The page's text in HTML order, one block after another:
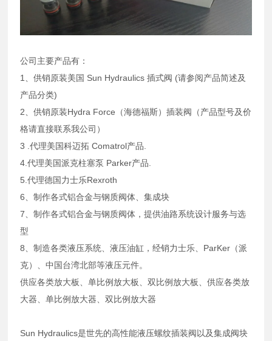
公司主要产品有：
1、供销原装美国 Sun Hydraulics 插式阀 (请参阅产品简述及
产品分类)
2、供销原装Hydra Force（海德福斯）插装阀（产品型号及价
格请直接联系我公司）
3 .代理美国科迈拓 Comatrol产品.
4.代理美国派克柱塞泵 Parker产品.
5.代理德国力士乐Rexroth
6、制作各式铝合金与钢质阀体、集成块
7、制作各式铝合金与钢质阀体，提供油路系统设计服务与选
型
8、制造各类液压系统、液压油缸，经销力士乐、ParKer（派
克）、中国台湾北部等液压元件。
供应各类放大板、单比例放大板、双比例放大板、供应各类放
大器、单比例放大器、双比例放大器
Sun Hydraulics是世先的高性能液压螺纹插装阀以及集成阀块